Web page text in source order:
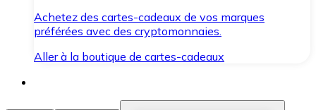
Achetez des cartes-cadeaux de vos marques
préférées avec des cryptomonnaies.
Aller à la boutique de cartes-cadeaux